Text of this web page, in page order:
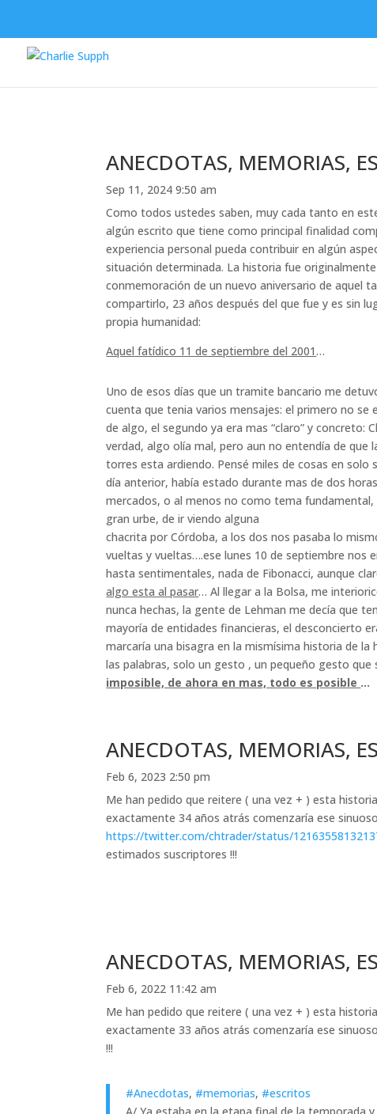
ANECDOTAS, MEMORIAS,
Sep 11, 2024 9:50 am
Como todos ustedes saben, muy cada tanto en
algún escrito que tiene como principal finalidad
experiencia personal pueda contribuir en algún
situación determinada. La historia fue
conmemoración de un nuevo aniversario de aquel
compartirlo, 23 años después del que fue y es sin
propia humanidad:
Aquel fatídico 11 de septiembre del 2001…
Uno de esos días que un tramite bancario me
cuenta que tenia varios mensajes: el primero no se
de algo, el segundo ya era mas “claro” y concreto:
verdad, algo olía mal, pero aun no entendía de que
torres esta ardiendo. Pensé miles de cosas en
día anterior, había estado durante mas de dos
mercados, o al menos no como tema
gran urbe, de ir viendo alguna
chacrita por Córdoba, a los dos nos pasaba lo
vueltas y vueltas….ese lunes 10 de septiembre nos
hasta sentimentales, nada de Fibonacci, aunque
algo esta al pasar… Al llegar a la Bolsa, me
nunca hechas, la gente de Lehman me decía que
mayoría de entidades financieras, el desconcierto
marcaría una bisagra en la mismísima historia de
las palabras, solo un gesto , un pequeño gesto
imposible, de ahora en mas, todo es posible …
ANECDOTAS, MEMORIAS,
Feb 6, 2023 2:50 pm
Me han pedido que reitere ( una vez + ) esta
exactamente 34 años atrás comenzaría ese
https://twitter.com/chtrader/status/
estimados suscriptores !!!
ANECDOTAS, MEMORIAS,
Feb 6, 2022 11:42 am
Me han pedido que reitere ( una vez + ) esta
exactamente 33 años atrás comenzaría ese
!!!
#Anecdotas, #memorias, #escritos
A/ Ya estaba en la etapa final de la temporada